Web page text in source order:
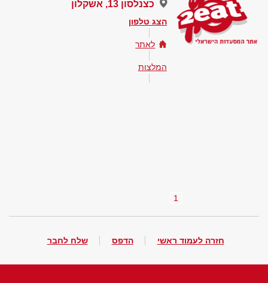
כצנלסון 13, אשקלון
הצג טלפון
לאתר
המלצות
1
חזרה לעמוד ראשי הדפס שלח לחבר